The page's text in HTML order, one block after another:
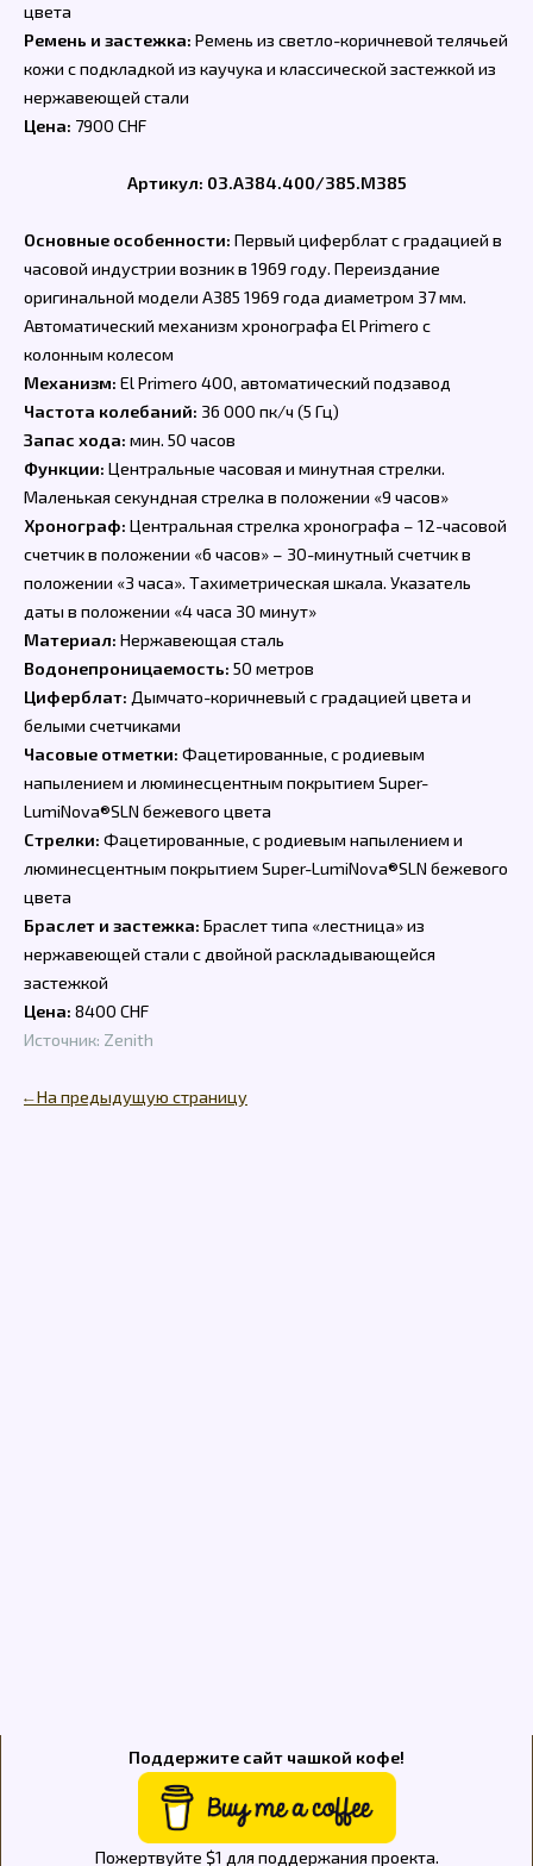
цвета
Ремень и застежка: Ремень из светло-коричневой телячьей
кожи с подкладкой из каучука и классической застежкой из
нержавеющей стали
Цена: 7900 CHF
Артикул: 03.A384.400/385.M385
Основные особенности: Первый циферблат с градацией в
часовой индустрии возник в 1969 году. Переиздание
оригинальной модели A385 1969 года диаметром 37 мм.
Автоматический механизм хронографа El Primero с
колонным колесом
Механизм: El Primero 400, автоматический подзавод
Частота колебаний: 36 000 пк/ч (5 Гц)
Запас хода: мин. 50 часов
Функции: Центральные часовая и минутная стрелки.
Маленькая секундная стрелка в положении «9 часов»
Хронограф: Центральная стрелка хронографа – 12-часовой
счетчик в положении «6 часов» – 30-минутный счетчик в
положении «3 часа». Тахиметрическая шкала. Указатель
даты в положении «4 часа 30 минут»
Материал: Нержавеющая сталь
Водонепроницаемость: 50 метров
Циферблат: Дымчато-коричневый с градацией цвета и
белыми счетчиками
Часовые отметки: Фацетированные, с родиевым
напылением и люминесцентным покрытием Super-
LumiNova®SLN бежевого цвета
Стрелки: Фацетированные, с родиевым напылением и
люминесцентным покрытием Super-LumiNova®SLN бежевого
цвета
Браслет и застежка: Браслет типа «лестница» из
нержавеющей стали с двойной раскладывающейся
застежкой
Цена: 8400 CHF
Источник: Zenith
← На предыдущую страницу
Поддержите сайт чашкой кофе!
Пожертвуйте $1 для поддержания проекта.